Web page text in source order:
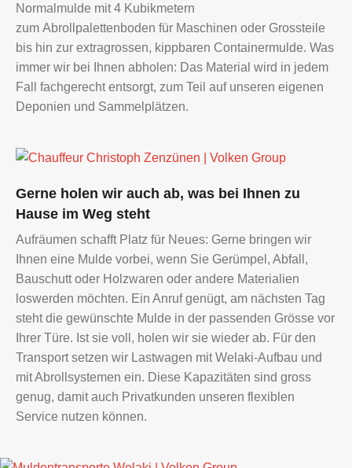
Volken
Group
Normalmulde mit 4 Kubikmetern
zum Abrollpalettenboden für Maschinen oder Grossteile
bis hin zur extragrossen, kippbaren Containermulde. Was
immer wir bei Ihnen abholen: Das Material wird in jedem
Fall fachgerecht entsorgt, zum Teil auf unseren eigenen
Deponien und Sammelplätzen.
Chauffeur
Christoph
|
Volken
Group
Gerne holen wir auch ab, was bei Ihnen zu
Hause im Weg steht
Aufräumen schafft Platz für Neues: Gerne bringen wir
Ihnen eine Mulde vorbei, wenn Sie Gerümpel, Abfall,
Bauschutt oder Holzwaren oder andere Materialien
loswerden möchten. Ein Anruf genügt, am nächsten Tag
steht die gewünschte Mulde in der passenden Grösse vor
Ihrer Türe. Ist sie voll, holen wir sie wieder ab. Für den
Transport setzen wir Lastwagen mit Welaki-Aufbau und
mit Abrollsystemen ein. Diese Kapazitäten sind gross
genug, damit auch Privatkunden unseren flexiblen
Service nutzen können.